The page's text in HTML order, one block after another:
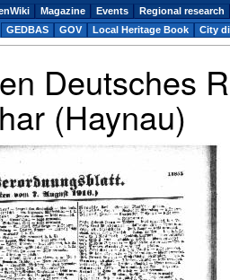
Deutsches
(Haynau)
Magazine Events Regional research
GEDBAS
GOV Local Heritage Book City